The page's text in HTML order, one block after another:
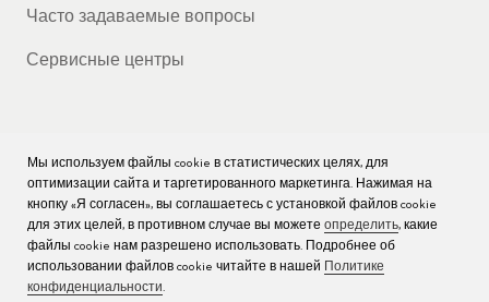
Часто задаваемые вопросы
Сервисные центры
КОМПАНИЯ
Вакансии
Пресс
Мы используем файлы cookie в статистических целях, для
оптимизации сайта и таргетированного маркетинга. Нажимая на
кнопку «Я согласен», вы соглашаетесь с установкой файлов cookie
для этих целей, в противном случае вы можете определить, какие
файлы cookie нам разрешено использовать. Подробнее об
использовании файлов cookie читайте в нашей
Политике
конфиденциальности.